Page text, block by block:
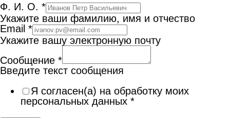
Ф. И. О. *
Укажите ваши фамилию, имя и отчество
Email *
Укажите вашу электронную почту
Сообщение *
Введите текст сообщения
Я согласен(а) на обработку моих
персональных данных *